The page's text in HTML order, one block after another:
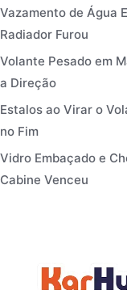
Vazamento de Água
Radiador Furou
Volante Pesado em
a Direção
Estalos ao Virar o
no Fim
Vidro Embaçado e
Cabine Venceu